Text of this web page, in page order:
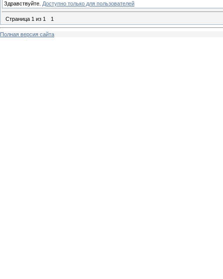
Здравствуйте. Доступно только для пользователей
Страница 1 из 1 1
Полная версия сайта